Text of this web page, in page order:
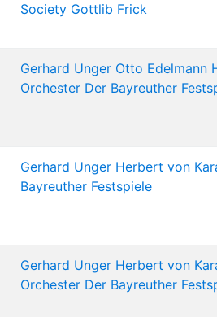
Society Gottlib Frick
Gerhard Unger Otto Edelmann
Orchester Der Bayreuther
Gerhard Unger Herbert von
Bayreuther Festspiele
Gerhard Unger Herbert von
Orchester Der Bayreuther